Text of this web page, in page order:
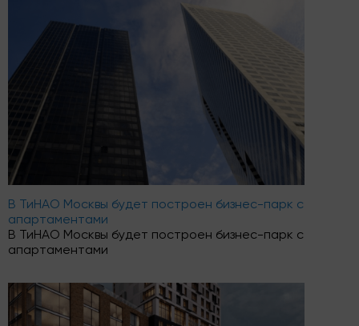
В ТиНАО Москвы будет построен бизнес-парк с
апартаментами
В ТиНАО Москвы будет построен бизнес-парк с
апартаментами